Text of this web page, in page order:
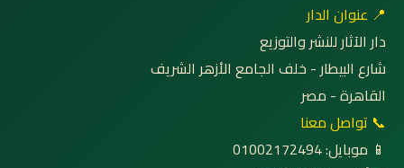
📍 عنوان الدار
دار الآثار للنشر والتوزيع
شارع البيطار - خلف الجامع الأزهر الشريف
القاهرة - مصر
📞 تواصل معنا
📱 موبايل: 01002172494